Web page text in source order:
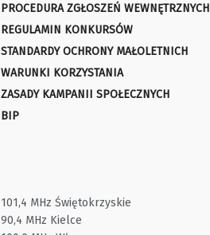
PROCEDURA ZGŁOSZEŃ WEWNĘTRZNYCH
REGULAMIN KONKURSÓW
STANDARDY OCHRONY MAŁOLETNICH
WARUNKI KORZYSTANIA
ZASADY KAMPANII SPOŁECZNYCH
BIP
101,4 MHz Świętokrzyskie
90,4 MHz Kielce